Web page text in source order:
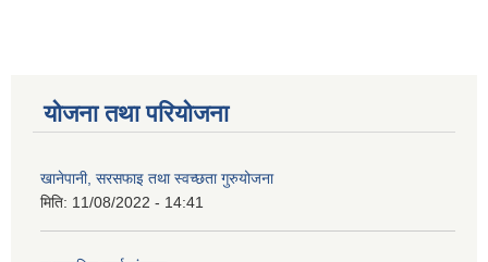
योजना तथा परियोजना
खानेपानी, सरसफाइ तथा स्वच्छता गुरुयोजना
मिति: 11/08/2022 - 14:41